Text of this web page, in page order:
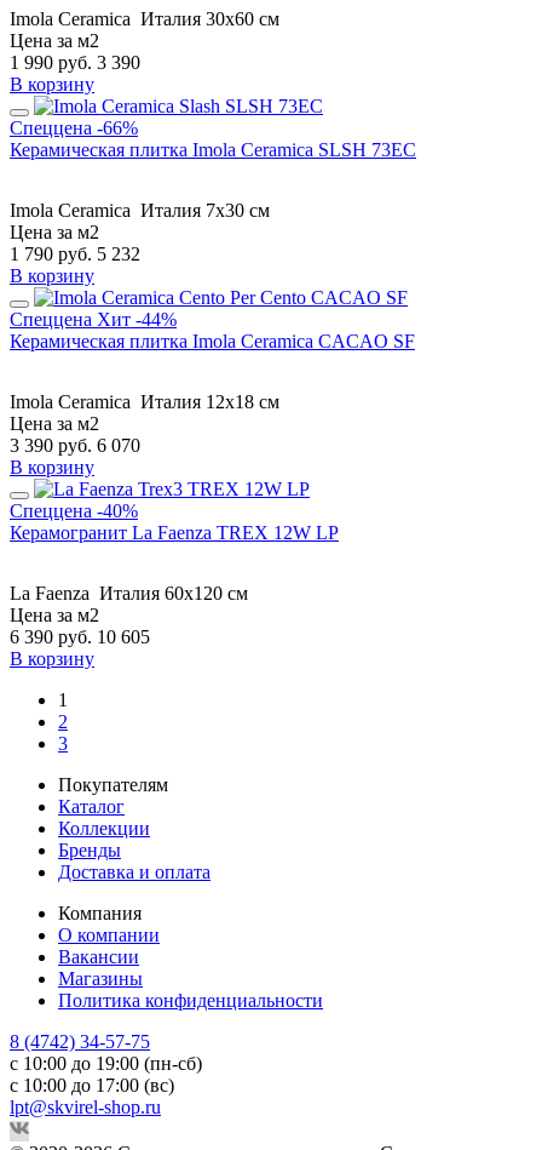
Imola Ceramica Италия 30x60 см
Цена за м2
1 990 руб. 3 390
В корзину
Спеццена -66%
Керамическая плитка Imola Ceramica SLSH 73EC
Imola Ceramica Италия 7x30 см
Цена за м2
1 790 руб. 5 232
В корзину
Спеццена Хит -44%
Керамическая плитка Imola Ceramica CACAO SF
Imola Ceramica Италия 12x18 см
Цена за м2
3 390 руб. 6 070
В корзину
Спеццена -40%
Керамогранит La Faenza TREX 12W LP
La Faenza Италия 60x120 см
Цена за м2
6 390 руб. 10 605
В корзину
1
2
3
Покупателям
Каталог
Коллекции
Бренды
Доставка и оплата
Компания
О компании
Вакансии
Магазины
Политика конфиденциальности
8 (4742) 34-57-75
с 10:00 до 19:00 (пн-сб)
с 10:00 до 17:00 (вс)
lpt@skvirel-shop.ru